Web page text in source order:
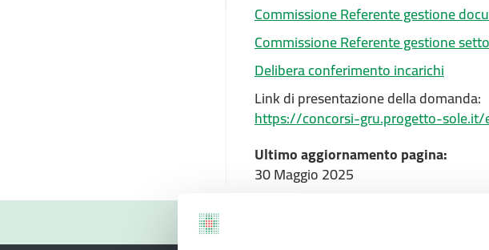
Commissione Referente gestione
Commissione Referente gestione
Delibera conferimento incarichi
Link di presentazione della domanda:
https://concorsi-gru.progetto-
Ultimo aggiornamento pagina:
30 Maggio 2025